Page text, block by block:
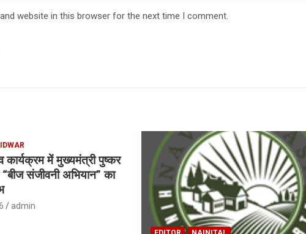
website in this browser for the next time I comment.
कार्यक्रम में मुख्यमंत्री पुष्कर
“बीज संजीवनी अभियान” का
admin